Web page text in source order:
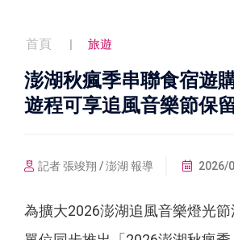
首頁 旅遊
澎湖秋瘋季串聯食宿
遊程可享追風音樂節保
記者 張竣翔 / 澎湖 報導 2026/
為擴大2026澎湖追風音樂燈光